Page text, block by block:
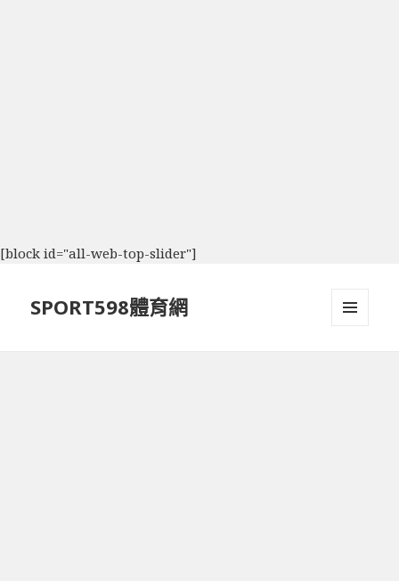
[block id="all-web-top-slider"]
SPORT598體育網